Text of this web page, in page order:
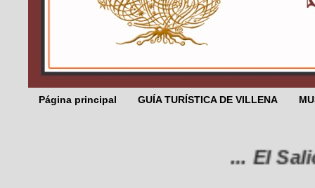
Página principal GUÍA TURÍSTICA DE VILLENA
... El